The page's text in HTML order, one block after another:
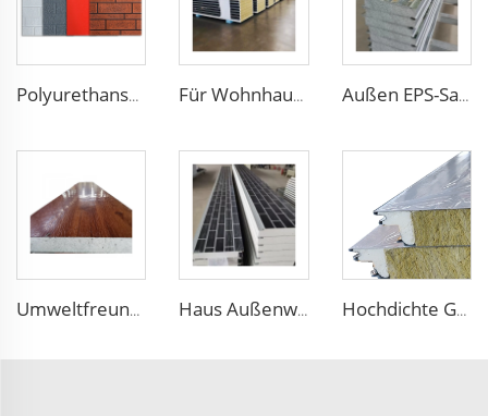
Polyurethanschaum-Dekorationswand 3D-Sandwich-Panele, äußere Verbundwandverkleidung für Hausrenovierung Für Wohnhaus flammresistente Dachplatten mit Gesteinswollkern Wandpaneelverkleidung Metallseitenwände mit glatter Oberfläche Außen EPS-Sandwich-Panele Faux-Präged-Metal-Wandplatten Außenwandaufbau-Verkleidungs-Panel mit hervorragender Leistung
Umweltfreundliche Außenwandfassade Dekoration und Isolation EPS Schaumstoff integriertes Paneel Outdoor Metall verzierte Wandverkleidung Haus Außenwanddekormaterial Wärmedämmung Metallwandverkleidung Styropor-Sandwich-Panel EPS-Sandwich-Wandpanel Hochdichte Gesteinswoll-Sandwich-Panel, Außenwand-Dämmungsdach-Panel, Gesteinswoll-Sandwich-Platte für Außenbereiche